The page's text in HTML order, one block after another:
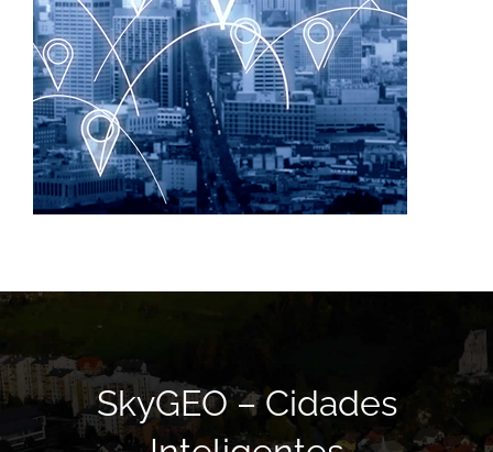
SkyGEO – Cidades